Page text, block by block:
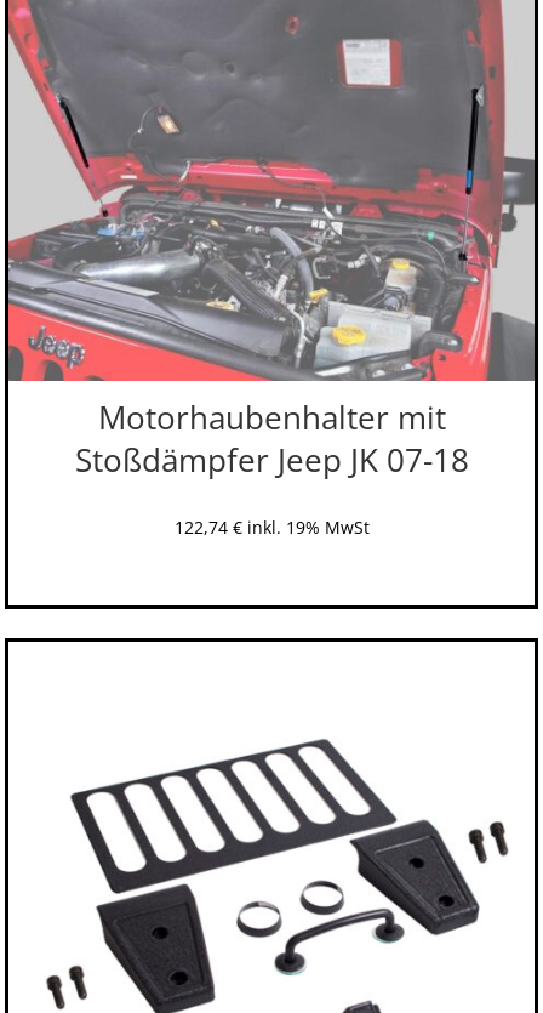
Motorhaubenhalter mit
Stoßdämpfer Jeep JK 07-18
122,74 € inkl. 19% MwSt